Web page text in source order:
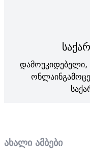
ახალი ამბები